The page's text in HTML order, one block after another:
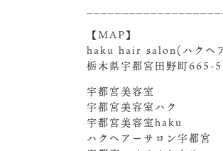
【MAP】
haku hair salon(ハクヘ
栃木県宇都宮田野町665-5
宇都宮美容室
宇都宮美容室ハク
宇都宮美容室haku
ハクヘアーサロン宇都宮